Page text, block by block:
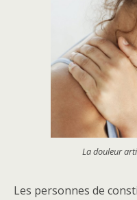
La douleur
Les personnes de